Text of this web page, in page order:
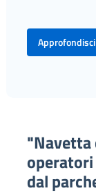
Approfondisci
"Navetta
dal